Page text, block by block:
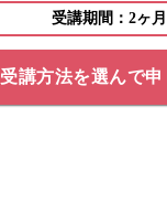
受講期間：2ヶ月
受講方法を選んで